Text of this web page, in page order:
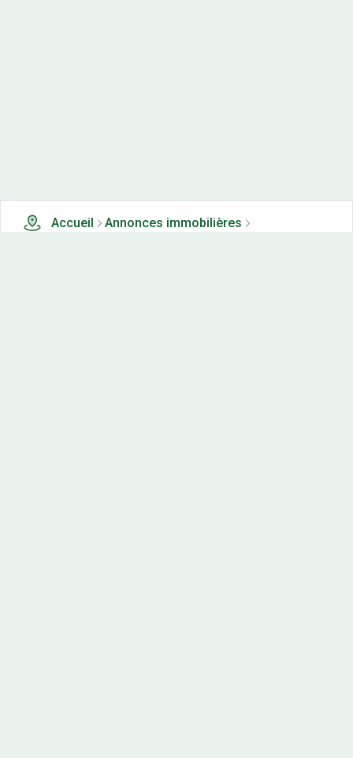
Accueil
Annonces immobilières